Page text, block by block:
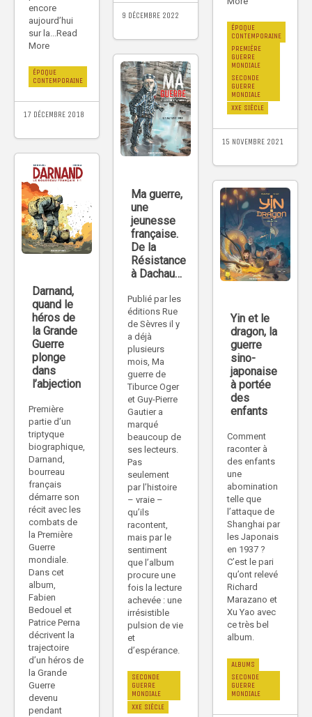
9 DÉCEMBRE 2022
ÉPOQUE
CONTEMPORAINE
PREMIÈRE
GUERRE
MONDIALE
SECONDE
GUERRE
MONDIALE
XXE SIÈCLE
15 NOVEMBRE 2021
encore
aujourd’hui
sur la...Read
More
ÉPOQUE
CONTEMPORAINE
17 DÉCEMBRE 2018
Ma guerre,
une
jeunesse
française.
De la
Résistance
à Dachau…
Publié par les
éditions Rue
de Sèvres il y
a déjà
plusieurs
mois, Ma
guerre de
Tiburce Oger
et Guy-Pierre
Gautier a
marqué
beaucoup de
ses lecteurs.
Pas
seulement
par l’histoire
– vraie –
qu’ils
racontent,
mais par le
sentiment
que l’album
procure une
fois la lecture
achevée : une
irrésistible
pulsion de vie
et
d’espérance.
SECONDE
GUERRE
MONDIALE
XXE SIÈCLE
Darnand,
quand le
héros de
la Grande
Guerre
plonge
dans
l’abjection
Première
partie d’un
triptyque
biographique,
Darnand,
bourreau
français
démarre son
récit avec les
combats de
la Première
Guerre
mondiale.
Dans cet
album,
Fabien
Bedouel et
Patrice Perna
décrivent la
trajectoire
d’un héros de
la Grande
Guerre
devenu
pendant
Yin et le
dragon, la
guerre
sino-
japonaise
à portée
des
enfants
Comment
raconter à
des enfants
une
abomination
telle que
l’attaque de
Shanghai par
les Japonais
en 1937 ?
C’est le pari
qu’ont relevé
Richard
Marazano et
Xu Yao avec
ce très bel
album.
ALBUMS
SECONDE
GUERRE
MONDIALE